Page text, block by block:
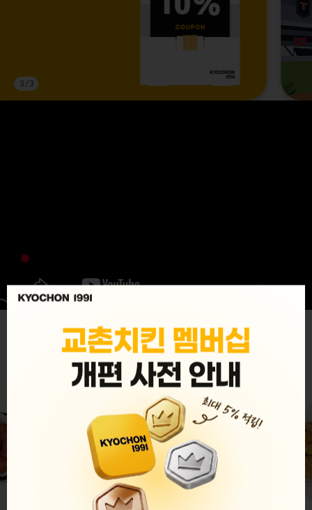
3/ 3
MENU